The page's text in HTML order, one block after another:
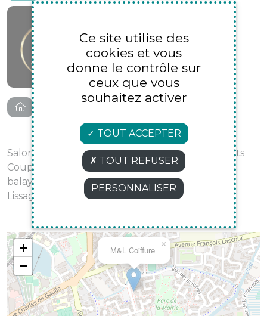
Le Pontet 84130
04 90 31 40 87
Salon de coiffure mixte homme / femme / enfants
Coupe, coloration, technique d’éclaircissement
balayage / meche / ombre hair etc...
Lissage brésilien et soin botox
M&L Coiffure
×
+
−
Ce site utilise des
cookies et vous
donne le contrôle sur
ceux que vous
souhaitez activer
TOUT ACCEPTER
TOUT REFUSER
PERSONNALISER